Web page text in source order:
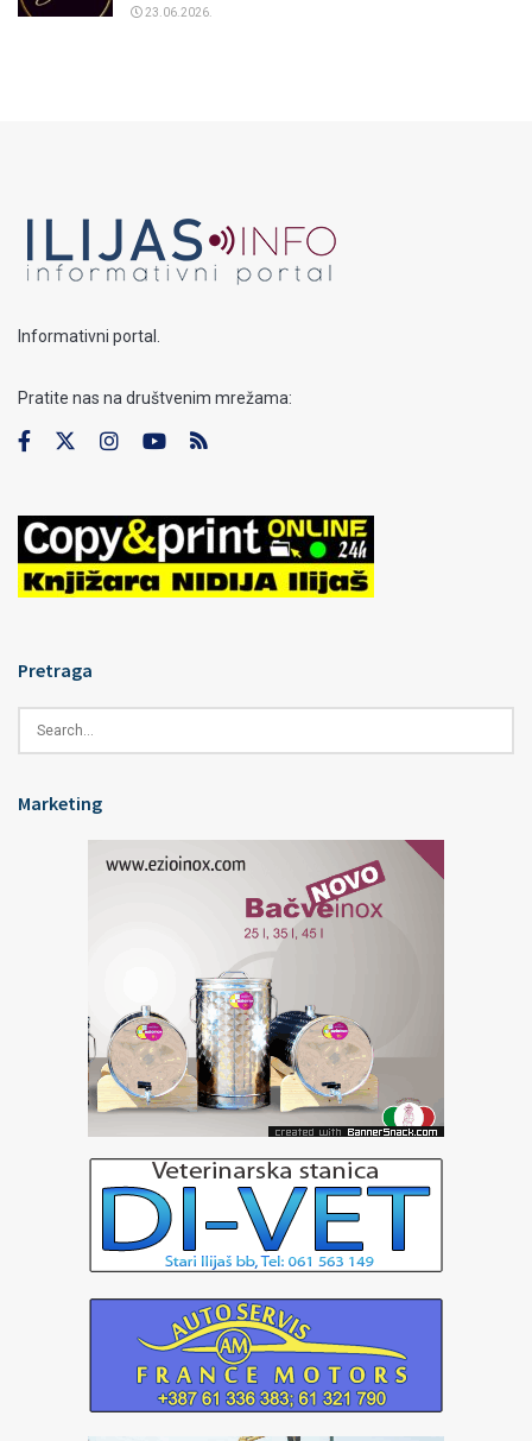
23.06.2026.
Informativni portal.
Pratite nas na društvenim mrežama:
Pretraga
Marketing